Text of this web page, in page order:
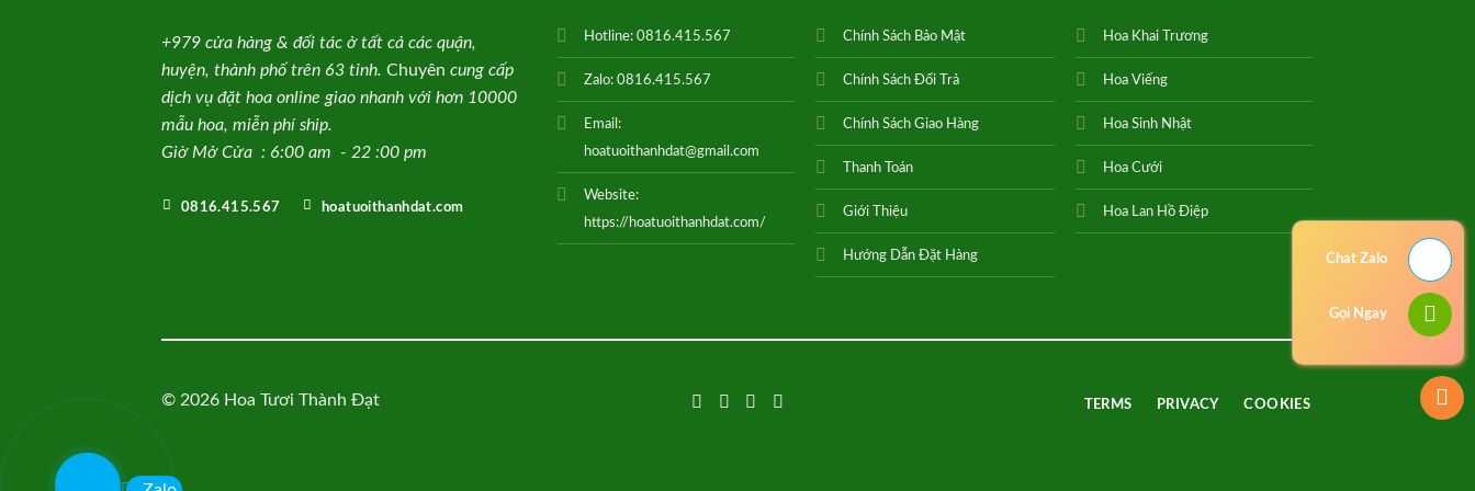
+979 cửa hàng & đối tác ở tất cả các quận,
huyện, thành phố trên 63 tỉnh. Chuyên cung cấp
dịch vụ đặt hoa online giao nhanh với hơn 10000
mẫu hoa, miễn phí ship.
Giờ Mở Cửa : 6:00 am - 22 :00 pm
0816.415.567 hoatuoithanhdat.com
Hotline: 0816.415.567
Zalo: 0816.415.567
Email:
hoatuoithanhdat@gmail.com
Website:
https://hoatuoithanhdat.com/
Chính Sách Bảo Mật
Chính Sách Đổi Trả
Chính Sách Giao Hàng
Thanh Toán
Giới Thiệu
Hướng Dẫn Đặt Hàng
Hoa Khai Trương
Hoa Viếng
Hoa Sinh Nhật
Hoa Cưới
Hoa Lan Hồ Điệp
© 2026 Hoa Tươi Thành Đạt TERMS PRIVACY COOKIES
Chat Zalo
Gọi Ngay